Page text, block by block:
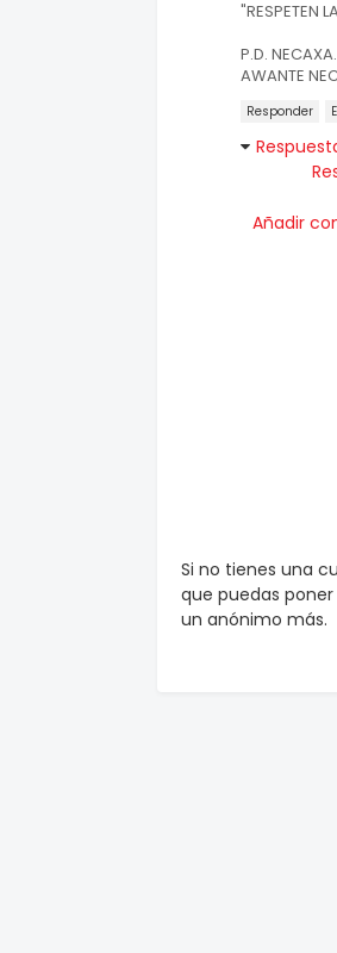
"RESPETEN
P.D.
AWANTE
Responder
Añadir
Si no tienes una
que puedas
un anónimo más.